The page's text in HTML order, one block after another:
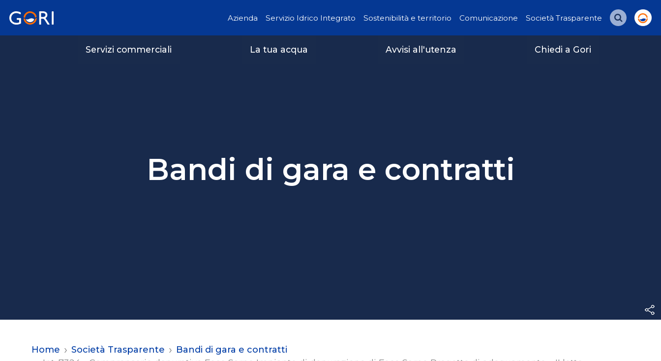
Azienda Servizio Idrico Integrato Sostenibilità e territorio Comunicazione Società Trasparente Cerca
Servizi commerciali La tua acqua Avvisi all'utenza Chiedi a Gori
Bandi di gara e contratti
Home Società Trasparente
Bandi di gara e contratti